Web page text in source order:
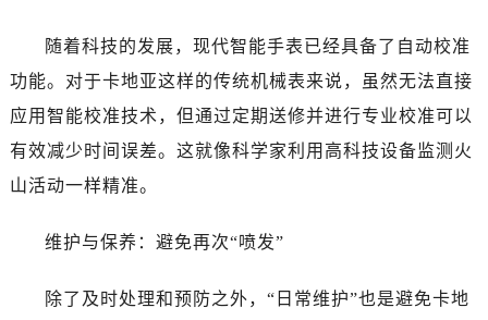
随着科技的发展，现代智能手表已经具备了自动校准
功能。对于卡地亚这样的传统机械表来说，虽然无法直接
应用智能校准技术，但通过定期送修并进行专业校准可以
有效减少时间误差。这就像科学家利用高科技设备监测火
山活动一样精准。
维护与保养：避免再次“喷发”
除了及时处理和预防之外，“日常维护”也是避免卡地